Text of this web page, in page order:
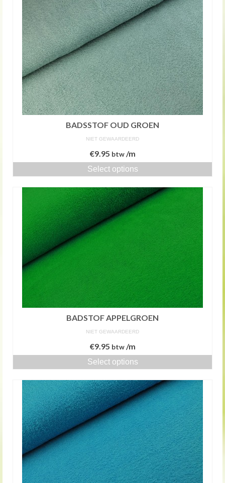
BADSSTOF OUD GROEN
NIET GEWAARDEERD
€9.95 btw/m
Select options
BADSTOF APPELGROEN
NIET GEWAARDEERD
€9.95 btw/m
Select options